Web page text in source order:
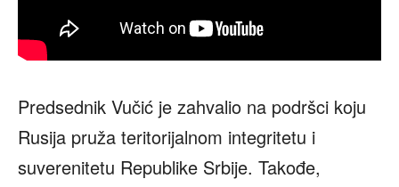
Predsednik Vučić je zahvalio na podršci koju
Rusija pruža teritorijalnom integritetu i
suverenitetu Republike Srbije. Takođe,